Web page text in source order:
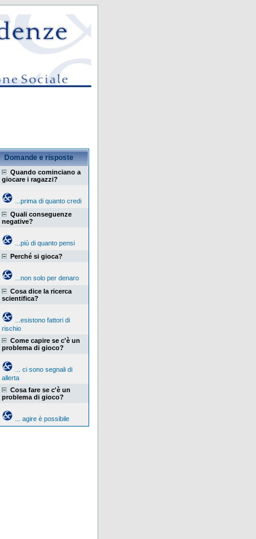
Domande e risposte
Quando cominciano a
giocare i ragazzi?
...prima di quanto credi
Quali conseguenze
negative?
...più di quanto pensi
Perché si gioca?
...non solo per denaro
Cosa dice la ricerca
scientifica?
...esistono fattori di
rischio
Come capire se c'è un
problema di gioco?
... ci sono segnali di
allerta
Cosa fare se c'è un
problema di gioco?
... agire è possibile